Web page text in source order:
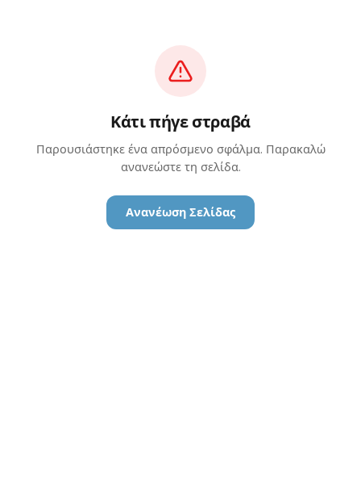
Κάτι πήγε στραβά
Παρουσιάστηκε ένα απρόσμενο σφάλμα. Παρακαλώ
ανανεώστε τη σελίδα.
Ανανέωση Σελίδας